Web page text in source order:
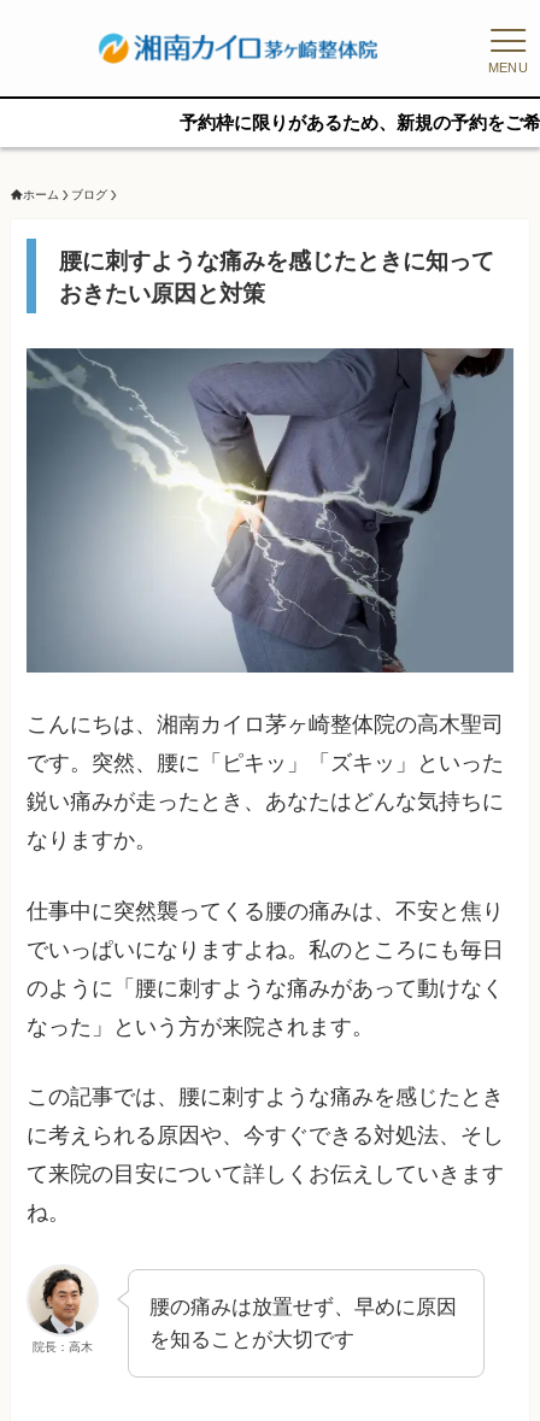
MENU
予約枠に限りがあるため、新規の予約をご希望の方はお
ホーム ブログ
腰に刺すような痛みを感じたときに知って
おきたい原因と対策
こんにちは、湘南カイロ茅ヶ崎整体院の高木聖司
です。突然、腰に「ピキッ」「ズキッ」といった
鋭い痛みが走ったとき、あなたはどんな気持ちに
なりますか。
仕事中に突然襲ってくる腰の痛みは、不安と焦り
でいっぱいになりますよね。私のところにも毎日
のように「腰に刺すような痛みがあって動けなく
なった」という方が来院されます。
この記事では、腰に刺すような痛みを感じたとき
に考えられる原因や、今すぐできる対処法、そし
て来院の目安について詳しくお伝えしていきます
ね。
院長：高木
腰の痛みは放置せず、早めに原因
を知ることが大切です